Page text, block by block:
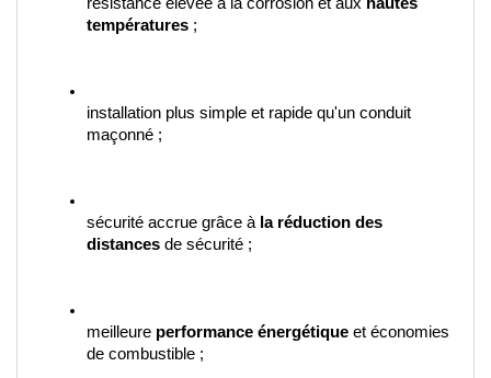
résistance élevée à la corrosion et aux hautes
températures ;
installation plus simple et rapide qu'un conduit
maçonné ;
sécurité accrue grâce à la réduction des
distances de sécurité ;
meilleure performance énergétique et économies
de combustible ;